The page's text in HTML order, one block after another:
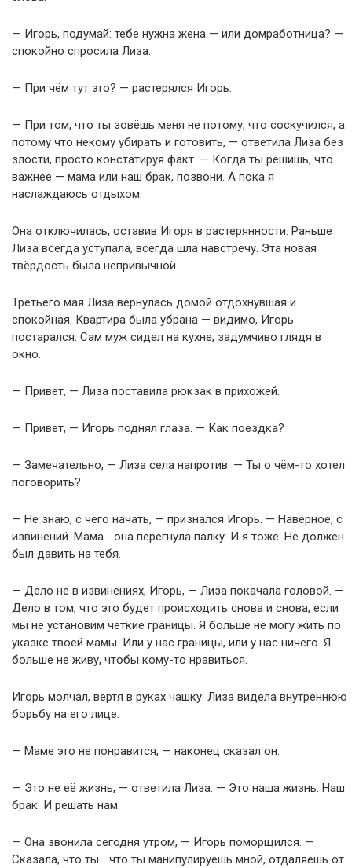
— Игорь, подумай: тебе нужна жена — или домработница? —
спокойно спросила Лиза.
— При чём тут это? — растерялся Игорь.
— При том, что ты зовёшь меня не потому, что соскучился, а
потому что некому убирать и готовить, — ответила Лиза без
злости, просто констатируя факт. — Когда ты решишь, что
важнее — мама или наш брак, позвони. А пока я
наслаждаюсь отдыхом.
Она отключилась, оставив Игоря в растерянности. Раньше
Лиза всегда уступала, всегда шла навстречу. Эта новая
твёрдость была непривычной.
Третьего мая Лиза вернулась домой отдохнувшая и
спокойная. Квартира была убрана — видимо, Игорь
постарался. Сам муж сидел на кухне, задумчиво глядя в
окно.
— Привет, — Лиза поставила рюкзак в прихожей.
— Привет, — Игорь поднял глаза. — Как поездка?
— Замечательно, — Лиза села напротив. — Ты о чём-то хотел
поговорить?
— Не знаю, с чего начать, — признался Игорь. — Наверное, с
извинений. Мама… она перегнула палку. И я тоже. Не должен
был давить на тебя.
— Дело не в извинениях, Игорь, — Лиза покачала головой. —
Дело в том, что это будет происходить снова и снова, если
мы не установим чёткие границы. Я больше не могу жить по
указке твоей мамы. Или у нас границы, или у нас ничего. Я
больше не живу, чтобы кому-то нравиться.
Игорь молчал, вертя в руках чашку. Лиза видела внутреннюю
борьбу на его лице.
— Маме это не понравится, — наконец сказал он.
— Это не её жизнь, — ответила Лиза. — Это наша жизнь. Наш
брак. И решать нам.
— Она звонила сегодня утром, — Игорь поморщился. —
Сказала, что ты… что ты манипулируешь мной, отдаляешь от